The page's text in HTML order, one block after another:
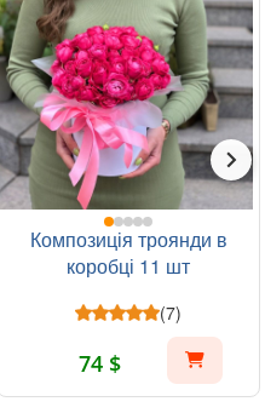
Композиція троянди в
коробці 11 шт
(7)
74 $